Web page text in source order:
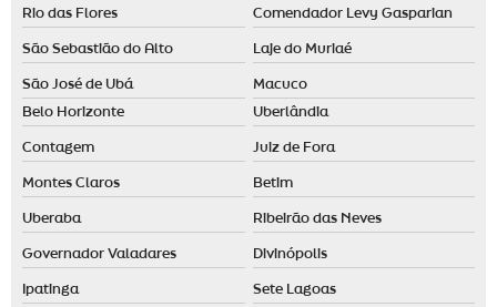
Rio das Flores Comendador Levy Gasparian
São Sebastião do Alto Laje do Muriaé
São José de Ubá Macuco
Belo Horizonte Uberlândia
Contagem Juiz de Fora
Montes Claros Betim
Uberaba Ribeirão das Neves
Governador Valadares Divinópolis
Ipatinga Sete Lagoas